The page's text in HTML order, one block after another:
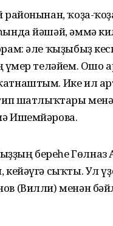
ҡоҙа-
йәшәй, әммә
әле ҡыҙыбыҙ
теләйем. Ошо
Ике ил
шатлыҡтары
Ишемйәрова.
береһе Гөлназ
сыҡты. Ул
(Вилли) менән